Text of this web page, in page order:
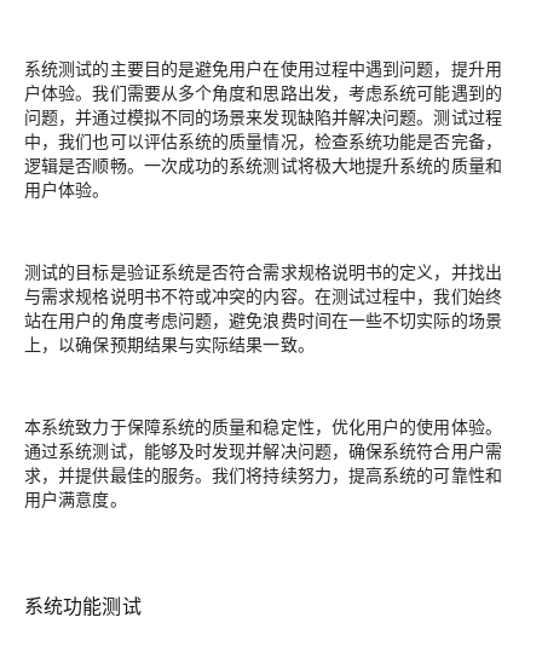
系统测试的主要目的是避免用户在使用过程中遇到问题，提升用
户体验。我们需要从多个角度和思路出发，考虑系统可能遇到的
问题，并通过模拟不同的场景来发现缺陷并解决问题。测试过程
中，我们也可以评估系统的质量情况，检查系统功能是否完备，
逻辑是否顺畅。一次成功的系统测试将极大地提升系统的质量和
用户体验。
测试的目标是验证系统是否符合需求规格说明书的定义，并找出
与需求规格说明书不符或冲突的内容。在测试过程中，我们始终
站在用户的角度考虑问题，避免浪费时间在一些不切实际的场景
上，以确保预期结果与实际结果一致。
本系统致力于保障系统的质量和稳定性，优化用户的使用体验。
通过系统测试，能够及时发现并解决问题，确保系统符合用户需
求，并提供最佳的服务。我们将持续努力，提高系统的可靠性和
用户满意度。
系统功能测试